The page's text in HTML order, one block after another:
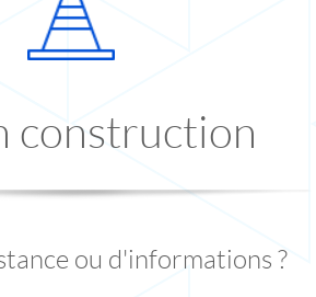
construction
ou d'informations ?